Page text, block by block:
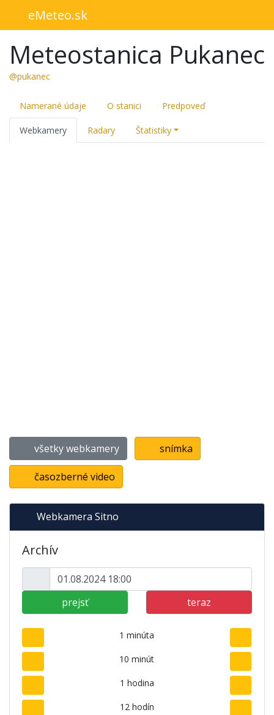
eMeteo.sk
Meteostanica Pukanec
@pukanec
Namerané údaje O stanici Predpoveď
Webkamery Radary Štatistiky
všetky webkamery snímka
časozberné video
Webkamera Sitno
Archív
prejsť teraz
1 minúta
10 minút
1 hodina
12 hodín